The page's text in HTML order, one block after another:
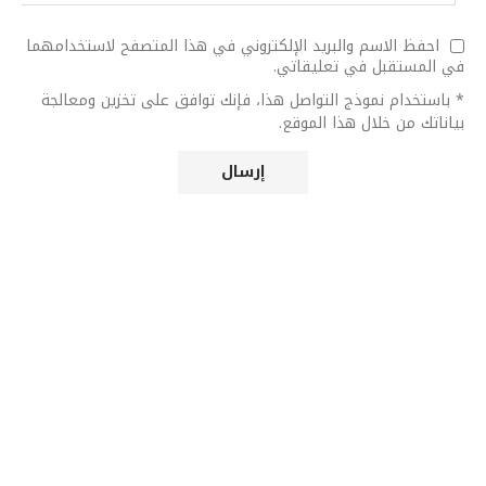
احفظ الاسم والبريد الإلكتروني في هذا المتصفح لاستخدامهما
في المستقبل في تعليقاتي.
* باستخدام نموذج التواصل هذا، فإنك توافق على تخزين ومعالجة
بياناتك من خلال هذا الموقع.